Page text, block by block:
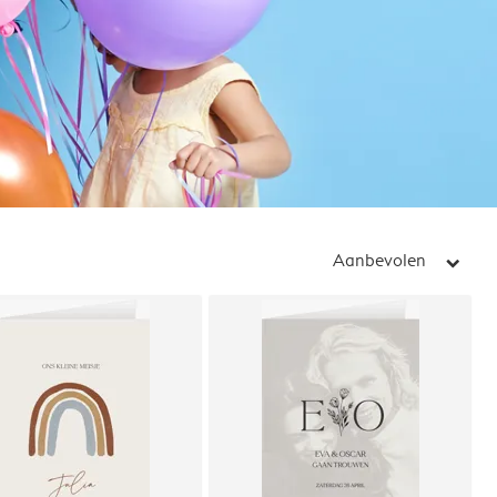
Aanbevolen arrow_right